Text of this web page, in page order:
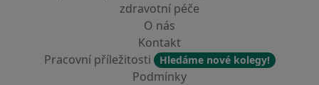
zdravotní péče
O nás
Kontakt
Pracovní příležitosti
Hledáme nové kolegy!
Podmínky